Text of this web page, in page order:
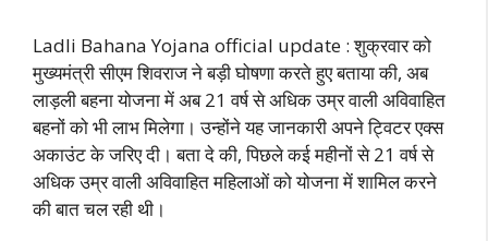
Ladli Bahana Yojana official update : शुक्रवार को
मुख्यमंत्री सीएम शिवराज ने बड़ी घोषणा करते हुए बताया की, अब
लाड़ली बहना योजना में अब 21 वर्ष से अधिक उम्र वाली अविवाहित
बहनों को भी लाभ मिलेगा। उन्होंने यह जानकारी अपने ट्विटर एक्स
अकाउंट के जरिए दी। बता दे की, पिछले कई महीनों से 21 वर्ष से
अधिक उम्र वाली अविवाहित महिलाओं को योजना में शामिल करने
की बात चल रही थी।